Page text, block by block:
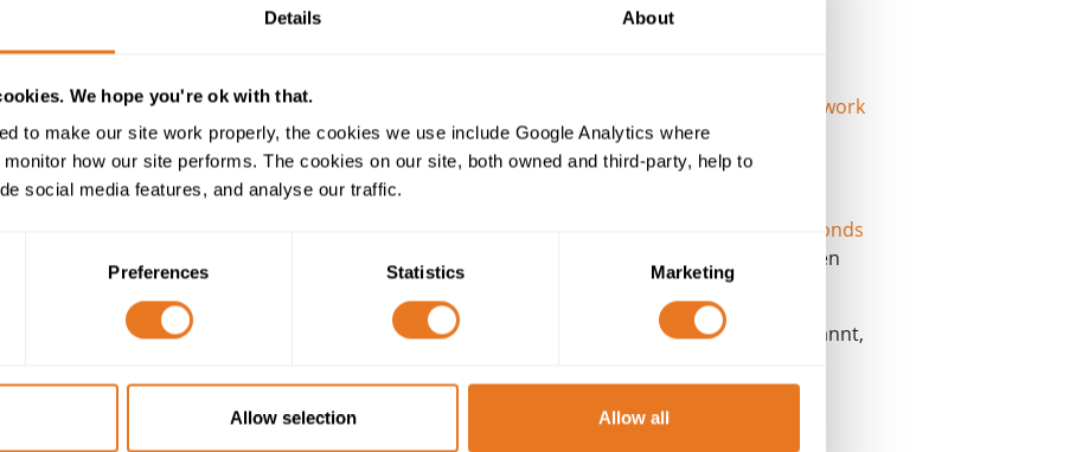
Details About
We hope you're ok with that.
to make our site work properly, the cookies we use include Google Analytics where
how our site performs. The cookies on our site, both owned and third-party, help to
social media features, and analyse our traffic.
Preferences Statistics Marketing
Allow selection Allow all
was die Einführung von Elektrofahrzeugen erschwert.
tragen, hat die britische Regierung
zu verbessern, insbesondere für Langstreckenfahrten auf dem als
Strategic Road Network
Vorteile einer Elektroflotte erkannt.
Der NHS England wird sich mit einem Nachhaltigkeitsfonds
beteiligen,
um Krankenwagen und medizinische Flotten auf Elektrofahrzeuge umzustellen
200 Standorte bereitzustellen.
bisher größte Bestellung einer Flotte von Elektrofahrzeugen im Vereinigten Königreich bekannt,
deren Gesamtzahl damit auf fast 8000 steigt. Dicht gefolgt von Royal Mail mit
Lieferflotte.
hinken hinter den Giganten Walmart, Amazon und PepsiCo hinterher, die